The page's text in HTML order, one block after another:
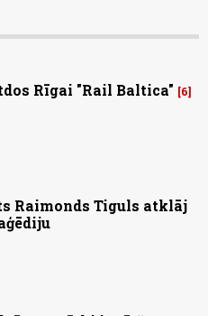
Rīgai "Rail Baltica" 6
Raimonds Tiguls atklāj